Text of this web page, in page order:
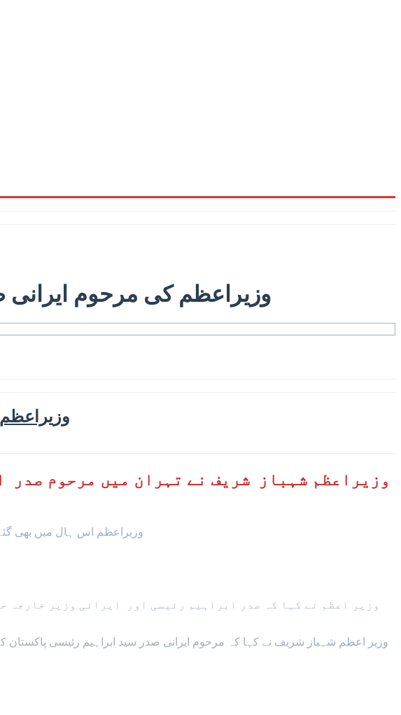
وزیراعظم کی مرحوم ایرانی
وزیراعظم شہباز شریف نے تہران میں مرحوم
وزیراعظم اس ہال میں بھی
وزیر اعظم نے کہا کہ صدر ابراہیم رئیسی اور ایرانی وزیر خارجہ
وزیر اعظم شہباز شریف نے کہا کہ مرحوم ایرانی صدر سید ابراہیم رئیسی